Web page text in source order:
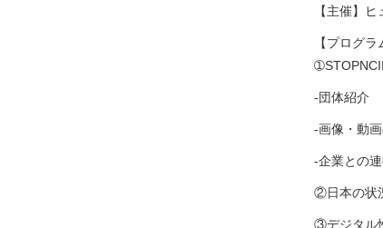
【主催】
【プログラ
-団体紹介
-画像・動
-企業との
②日本の状
③デジタル